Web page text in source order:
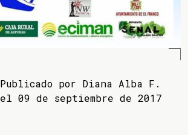
Publicado por Diana Alba F.
el 09 de septiembre de 2017